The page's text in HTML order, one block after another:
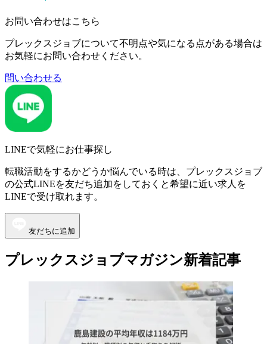
お問い合わせはこちら
プレックスジョブについて不明点や気になる点がある場合は
お気軽にお問い合わせください。
問い合わせる
LINEで気軽にお仕事探し
転職活動をするかどうか悩んでいる時は、プレックスジョブ
の公式LINEを友だち追加をしておくと希望に近い求人を
LINEで受け取れます。
友だちに追加
プレックスジョブマガジン新着記事